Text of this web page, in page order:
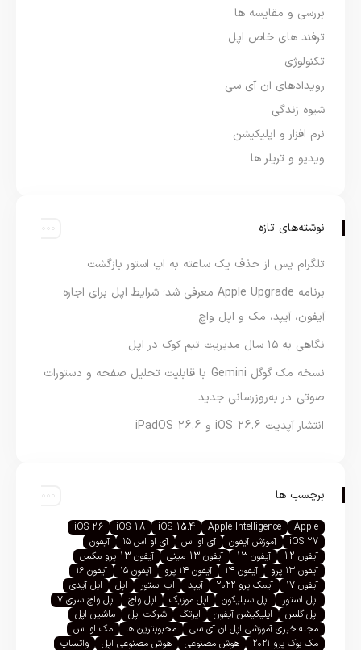
بررسی و مقایسه ها
ترفند های خاص اپل
تکنولوژی
رویدادهای ان آی سی
شیوه زندگی
نرم افزار و اپلیکیشن
ویدیو و تریلر ها
نوشته‌های تازه
تلگرام پس از حذف یک ساعته به اپ استور بازگشت
برنامه Apple Upgrade معرفی شد؛ شرایط اپل برای اجاره
آیفون، آیپد، مک و اپل واچ
نگاهی به ۱۵ سال مدیریت تیم کوک در اپل
نسخه مک گوگل Gemini با قابلیت تحلیل صفحه و دستورات
صوتی در به‌روزرسانی جدید
انتشار آپدیت iOS 26.6 و iPadOS 26.6
برچسب ها
Apple
Apple Intelligence
iOS 15.4
iOS 18
iOS 26
iOS 27
آموزش آیفون آی او اس آی او اس ۱۵
آیفون
آیفون 12
آیفون 13 آیفون 13 مینی
آیفون 13 پرو مکس
آیفون ۱۳ پرو
آیفون ۱۴ آیفون ۱۴ پرو آیفون ۱۵
آیفون ۱۶
آیفون ۱۷
آیمک پرو ۲۰۲۲ آیپد اپ استور اپل
اپل آیدی
اپل استور
اپل سیلیکون اپل موزیک اپل واچ
اپل واچ سری ۷
اپل گلس
اپلیکیشن آیفون ایرتگ شرکت اپل
ماشین اپل
مجله خبری آموزشی اپل ان آی سی
محبوبترین ها
مک او اس
مک بوک پرو ۲۰۲۱
هوش مصنوعی هوش مصنوعی اپل
واتساپ